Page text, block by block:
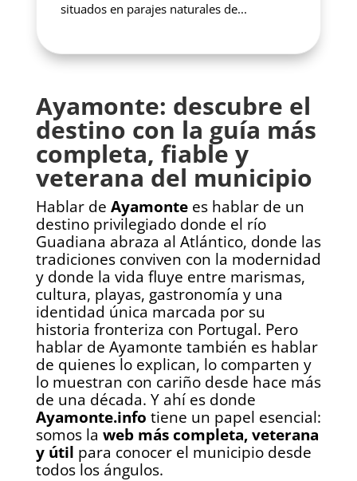
situados en parajes naturales de...
Ayamonte: descubre el
destino con la guía más
completa, fiable y
veterana del municipio
Hablar de Ayamontees hablar de un
destino privilegiado donde el río
Guadiana abraza al Atlántico, donde las
tradiciones conviven con la modernidad
y donde la vida fluye entre marismas,
cultura, playas, gastronomía y una
identidad única marcada por su
historia fronteriza con Portugal. Pero
hablar de Ayamonte también es hablar
de quienes lo explican, lo comparten y
lo muestran con cariño desde hace más
de una década. Y ahí es donde
Ayamonte.info tiene un papel esencial:
somos la web más completa, veterana
y útil para conocer el municipio desde
todos los ángulos.